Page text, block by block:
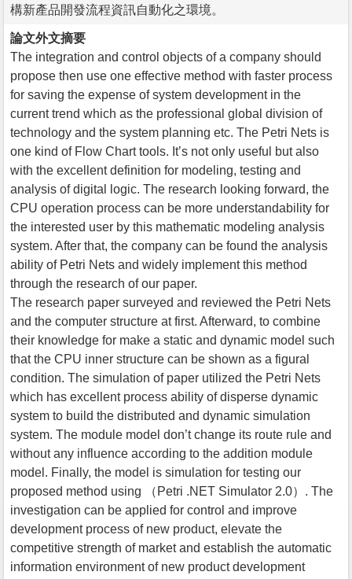
構新產品開發流程資訊自動化之環境。
論文外文摘要
The integration and control objects of a company should
propose then use one effective method with faster process
for saving the expense of system development in the
current trend which as the professional global division of
technology and the system planning etc. The Petri Nets is
one kind of Flow Chart tools. It’s not only useful but also
with the excellent definition for modeling, testing and
analysis of digital logic. The research looking forward, the
CPU operation process can be more understandability for
the interested user by this mathematic modeling analysis
system. After that, the company can be found the analysis
ability of Petri Nets and widely implement this method
through the research of our paper.
The research paper surveyed and reviewed the Petri Nets
and the computer structure at first. Afterward, to combine
their knowledge for make a static and dynamic model such
that the CPU inner structure can be shown as a figural
condition. The simulation of paper utilized the Petri Nets
which has excellent process ability of disperse dynamic
system to build the distributed and dynamic simulation
system. The module model don’t change its route rule and
without any influence according to the addition module
model. Finally, the model is simulation for testing our
proposed method using （Petri .NET Simulator 2.0）. The
investigation can be applied for control and improve
development process of new product, elevate the
competitive strength of market and establish the automatic
information environment of new product development